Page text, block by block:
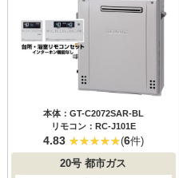
本体：GT-C2072SAR-BL
リモコン：RC-J101E
4.83 (6件)
20号 都市ガス